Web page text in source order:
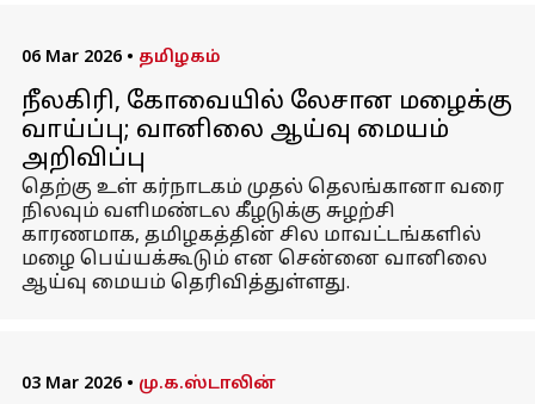
06 Mar 2026 • தமிழகம்
நீலகிரி, கோவையில் லேசான மழைக்கு
வாய்ப்பு; வானிலை ஆய்வு மையம்
அறிவிப்பு
தெற்கு உள் கர்நாடகம் முதல் தெலங்கானா வரை
நிலவும் வளிமண்டல கீழடுக்கு சுழற்சி
காரணமாக, தமிழகத்தின் சில மாவட்டங்களில்
மழை பெய்யக்கூடும் என சென்னை வானிலை
ஆய்வு மையம் தெரிவித்துள்ளது.
03 Mar 2026 • மு.க.ஸ்டாலின்